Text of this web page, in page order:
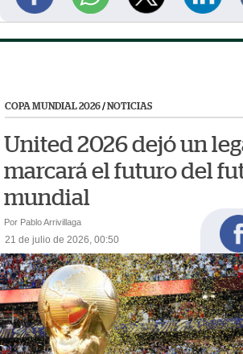
COPA MUNDIAL 2026/ NOTICIAS
United 2026 dejó un
marcará el futuro del
mundial
Por Pablo Arrivillaga
21 de julio de 2026, 00:50